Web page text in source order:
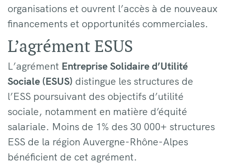
organisations et ouvrent l’accès à de nouveaux
financements et opportunités commerciales.
L’agrément ESUS
L’agrément Entreprise Solidaire d’Utilité
Sociale (ESUS) distingue les structures de
l’ESS poursuivant des objectifs d’utilité
sociale, notamment en matière d’équité
salariale. Moins de 1% des 30 000+ structures
ESS de la région Auvergne-Rhône-Alpes
bénéficient de cet agrément.